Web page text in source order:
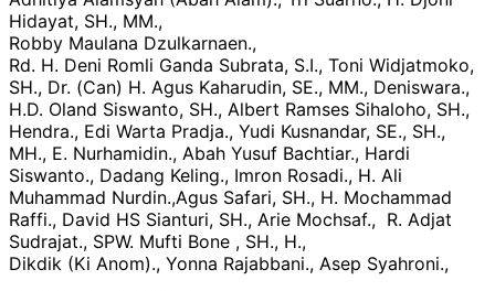
Hidayat, SH., MM.,
Robby Maulana Dzulkarnaen.,
Rd. H. Deni Romli Ganda Subrata, S.I., Toni Widjatmoko,
SH., Dr. (Can) H. Agus Kaharudin, SE., MM., Deniswara.,
H.D. Oland Siswanto, SH., Albert Ramses Sihaloho, SH.,
Hendra., Edi Warta Pradja., Yudi Kusnandar, SE., SH.,
MH., E. Nurhamidin., Abah Yusuf Bachtiar., Hardi
Siswanto., Dadang Keling., Imron Rosadi., H. Ali
Muhammad Nurdin.,Agus Safari, SH., H. Mochammad
Raffi., David HS Sianturi, SH., Arie Mochsaf., R. Adjat
Sudrajat., SPW. Mufti Bone , SH., H.,
Dikdik (Ki Anom)., Yonna Rajabbani., Asep Syahroni.,